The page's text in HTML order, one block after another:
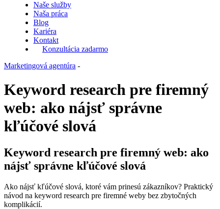
Naše služby
Naša práca
Blog
Kariéra
Kontakt
Konzultácia zadarmo
Marketingová agentúra -
Keyword research pre firemný
web: ako nájsť správne
kľúčové slová
Keyword research pre firemný web: ako
nájsť správne kľúčové slová
Ako nájsť kľúčové slová, ktoré vám prinesú zákazníkov? Praktický
návod na keyword research pre firemné weby bez zbytočných
komplikácií.